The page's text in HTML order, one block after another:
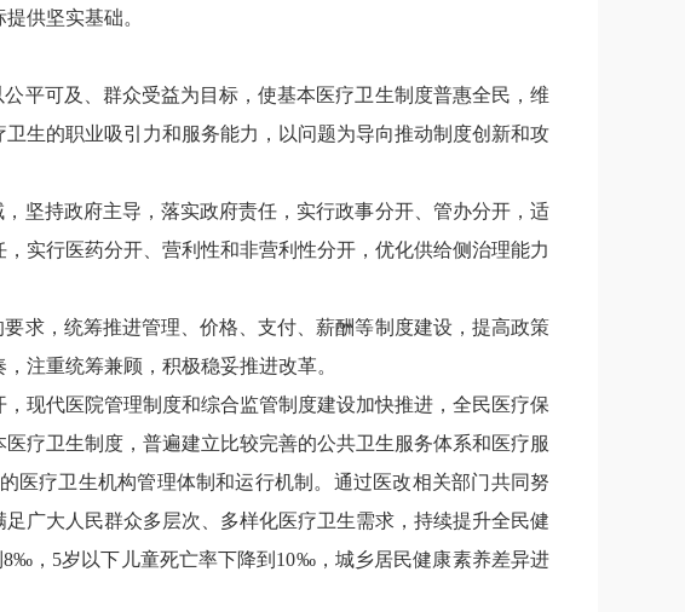
供坚实基础。
平可及、群众受益为目标，使基本医疗卫生制度普惠全民，维
生的职业吸引力和服务能力，以问题为导向推动制度创新和攻
坚持政府主导，落实政府责任，实行政事分开、管办分开，适
实行医药分开、营利性和非营利性分开，优化供给侧治理能力
求，统筹推进管理、价格、支付、薪酬等制度建设，提高政策
注重统筹兼顾，积极稳妥推进改革。
现代医院管理制度和综合监管制度建设加快推进，全民医疗保
疗卫生制度，普遍建立比较完善的公共卫生服务体系和医疗服
医疗卫生机构管理体制和运行机制。通过医改相关部门共同努
广大人民群众多层次、多样化医疗卫生需求，持续提升全民健
8‰， 5岁以下儿童死亡率下降到 10‰，城乡居民健康素养差异进